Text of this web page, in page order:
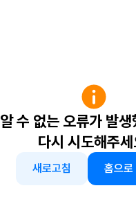
알 수 없는 오류가 발
다시 시도해주
새로고침 홈으로